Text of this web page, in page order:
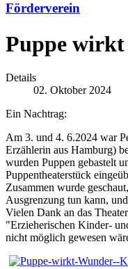
Förderverein
Puppe
Details
02. Oktober 2024
Ein Nachtrag:
Am 3. und 4. 6.2024 war
Erzählerin aus Hamburg)
wurden Puppen gebastelt
Puppentheaterstück
Zusammen wurde
Ausgrenzung tun kann,
Vielen Dank an das
"Erzieherischen Kinder-
nicht möglich gewesen